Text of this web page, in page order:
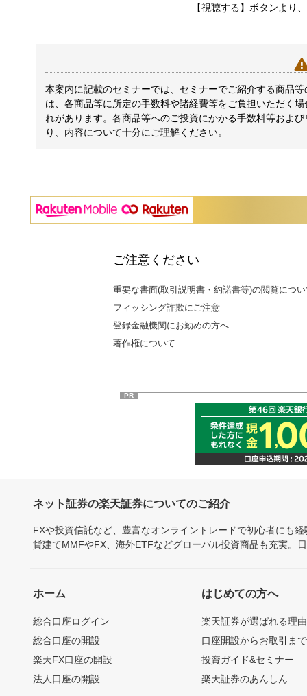
【視聴する】ボタンより
本案内に記載のセミナーでは、セミナーでご紹介する商品
は、各商品等に所定の手数料や諸経費等をご負担いただく
れがあります。各商品等へのご投資にかかる手数料等およ
り、内容について十分にご理解ください。
ご注意ください
重要な書面(取引説明書・約諾書等)の閲覧につ
フィッシング詐欺にご注意
登録金融機関にお勤めの方へ
著作権について
PR
ネット証券の楽天証券についてのご紹介
FXや投資信託など、豊富なオンライントレードで初心者にも
貨建てMMFやFX、海外ETFなどグローバル投資商品も充実。
ホーム
総合口座ログイン
総合口座の開設
楽天FX口座の開設
法人口座の開設
はじめての方へ
楽天証券が選ばれる理由
口座開設からお取引ま
投資ガイド&セミナー
楽天証券のあんしん